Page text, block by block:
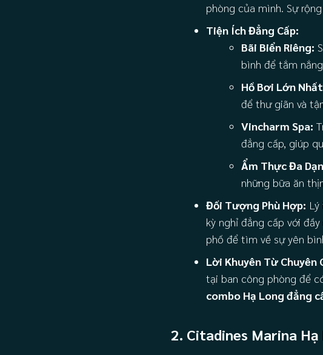
phòng của mình. Sự
Tiện Ích Đẳng Cấp:
Bãi Biển Riêng:
bình để tắm
Hồ Bơi Lớn
để thư giãn và
Vincharm Spa:
đẳng cấp, giúp
Ẩm Thực Đa
những bữa ăn
Đối Tượng Phù Hợp:
kỳ nghỉ đẳng cấp với
phố để tìm về sự yên
Lời Khuyên Từ Chuyên
tại ban công phòng để
combo Hạ Long đẳng
2. Citadines Marina